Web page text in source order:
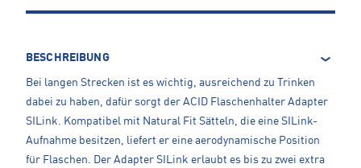
BESCHREIBUNG
Bei langen Strecken ist es wichtig, ausreichend zu Trinken
dabei zu haben, dafür sorgt der ACID Flaschenhalter Adapter
SILink. Kompatibel mit Natural Fit Sätteln, die eine SILink-
Aufnahme besitzen, liefert er eine aerodynamische Position
für Flaschen. Der Adapter SILink erlaubt es bis zu zwei extra